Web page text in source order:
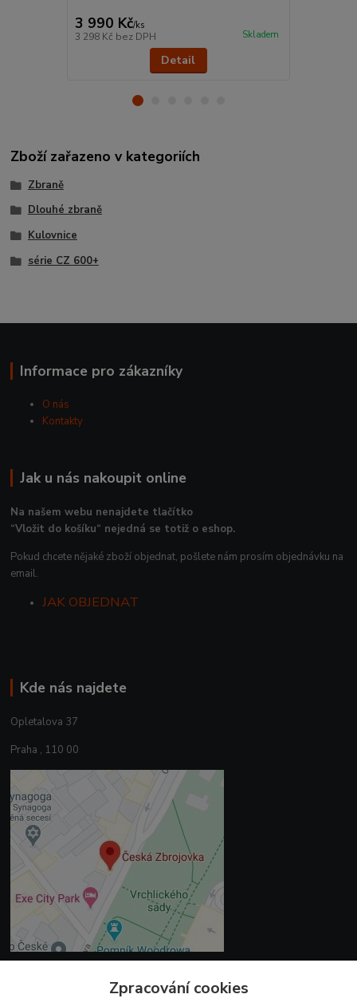
3 990 Kč/ks
3 298 Kč bez DPH Skladem
Detail
Zboží zařazeno v kategoriích
Zbraně
Dlouhé zbraně
Kulovnice
série CZ 600+
Informace pro zákazníky
O nás
Kontakty
Jak u nás nakoupit online
Na našem webu nenajdete tlačítko
“Vložit do košíku“ nejedná se totiž o eshop.
Pokud chcete nějaké zboží objednat, pošlete nám prosím objednávku na
email.
JAK OBJEDNAT
Kde nás najdete
Opletalova 37
Praha , 110 00
Zpracování cookies